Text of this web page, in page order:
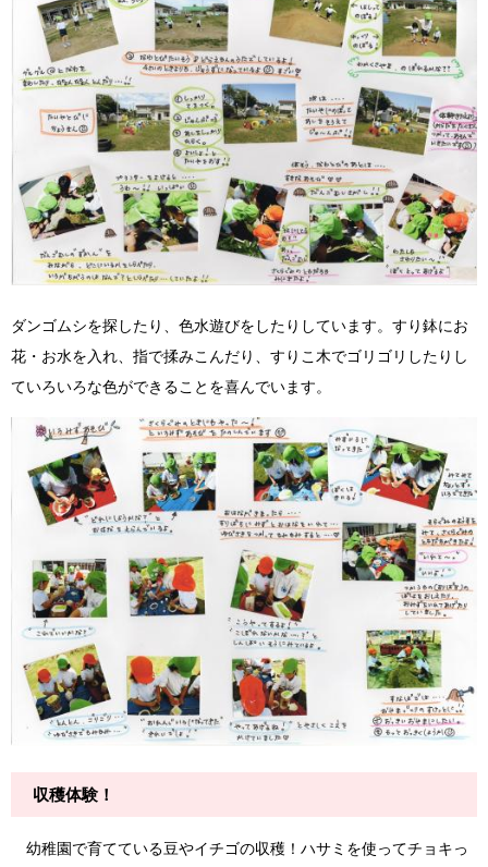
ダンゴムシを探したり、色水遊びをしたりしています。すり鉢にお
花・お水を入れ、指で揉みこんだり、すりこ木でゴリゴリしたりし
ていろいろな色ができることを喜んでいます。
収穫体験！
幼稚園で育てている豆やイチゴの収穫！ハサミを使ってチョキっ